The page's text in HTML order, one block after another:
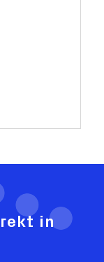
in